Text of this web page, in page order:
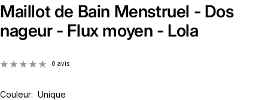
Maillot de Bain Menstruel - Dos
nageur - Flux moyen - Lola
0 avis
Couleur: Unique